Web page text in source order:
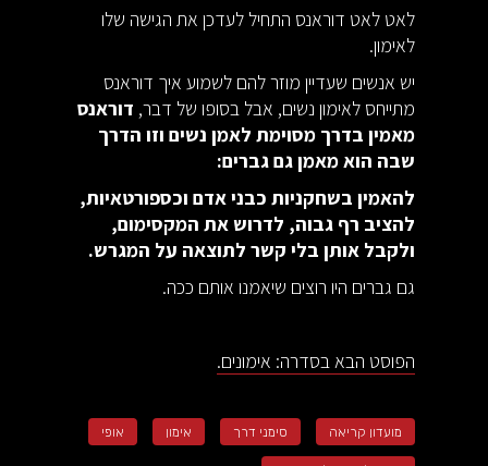
לאט לאט דוראנס התחיל לעדכן את הגישה שלו
לאימון.
יש אנשים שעדיין מוזר להם לשמוע איך דוראנס
מתייחס לאימון נשים, אבל בסופו של דבר, דוראנס
מאמין בדרך מסוימת לאמן נשים וזו הדרך
שבה הוא מאמן גם גברים:
להאמין בשחקניות כבני אדם וכספורטאיות,
להציב רף גבוה, לדרוש את המקסימום,
ולקבל אותן בלי קשר לתוצאה על המגרש.
גם גברים היו רוצים שיאמנו אותם ככה.
הפוסט הבא בסדרה: אימונים.
מועדון קריאה סימני דרך אימון אופי